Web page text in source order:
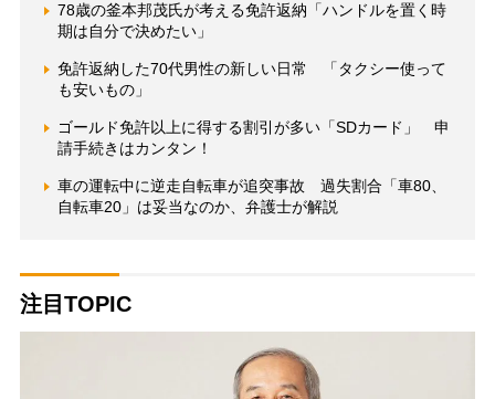
78歳の釜本邦茂氏が考える免許返納「ハンドルを置く時
期は自分で決めたい」
免許返納した70代男性の新しい日常 「タクシー使って
も安いもの」
ゴールド免許以上に得する割引が多い「SDカード」 申
請手続きはカンタン！
車の運転中に逆走自転車が追突事故 過失割合「車80、
自転車20」は妥当なのか、弁護士が解説
注目TOPIC